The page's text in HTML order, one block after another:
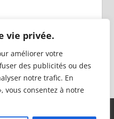
vie privée.
améliorer votre
des publicités ou des
notre trafic. En
vous consentez à notre